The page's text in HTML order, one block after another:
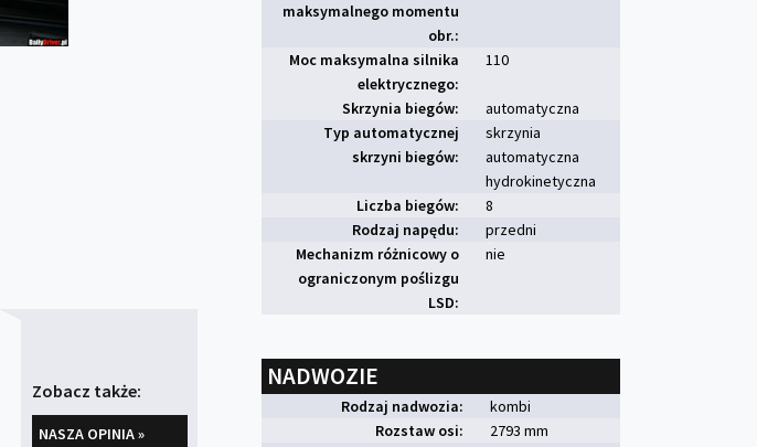
Zobacz także:
NASZA OPINIA »
maksymalnego momentu
obr.:
Moc maksymalna silnika
elektrycznego:
110
Skrzynia biegów:
automatyczna
Typ automatycznej
skrzyni biegów:
skrzynia
automatyczna
hydrokinetyczna
Liczba biegów:
8
Rodzaj napędu:
przedni
Mechanizm różnicowy o
ograniczonym poślizgu
LSD:
nie
NADWOZIE
Rodzaj nadwozia:
kombi
Rozstaw osi:
2793 mm